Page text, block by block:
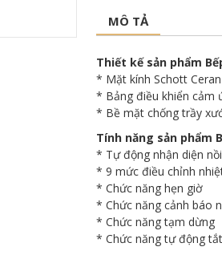
MÔ TẢ
Thiết kế sản phẩm
* Mặt kính Schott
* Bảng điều khiển cảm
* Bề mặt chống trầy
Tính năng sản phẩm
* Tự động nhận diện
* 9 mức điều chỉnh
* Chức năng hẹn giờ
* Chức năng cảnh báo
* Chức năng tạm dừng
* Chức năng tự động